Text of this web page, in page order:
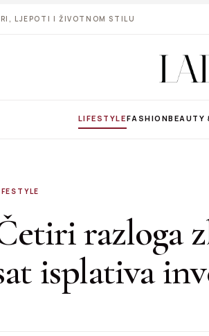
LJEPOTI I ŽIVOTNOM STILU
LIFESTYLEFASHIONBEAUTY
razloga
isplativa